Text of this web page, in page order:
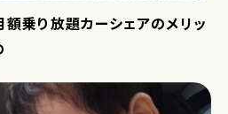
額乗り放題カーシェアのメリッ